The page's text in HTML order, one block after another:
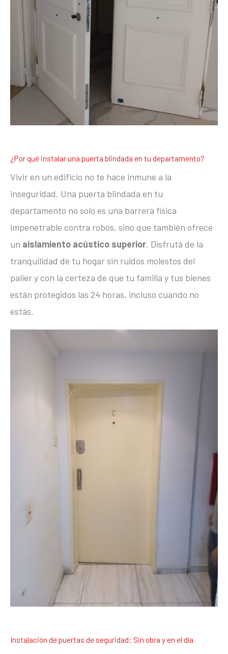
¿Por qué instalar una puerta blindada en tu departamento?
Vivir en un edificio no te hace inmune a la
inseguridad. Una puerta blindada en tu
departamento no solo es una barrera física
impenetrable contra robos, sino que también ofrece
un aislamiento acústico superior. Disfrutá de la
tranquilidad de tu hogar sin ruidos molestos del
palier y con la certeza de que tu familia y tus bienes
están protegidos las 24 horas, incluso cuando no
estás.
Instalación de puertas de seguridad: Sin obra y en el día